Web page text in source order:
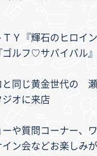
Ｙ『輝石のヒロイ
ルフ♡サバイバル
と同じ黄金世代の
ジオに来店
や質問コーナー、
ン会などお楽しみが